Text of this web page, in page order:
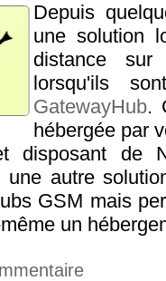
Depuis
une solution
distance sur
lorsqu'ils
GatewayHub.
hébergée par
disposant de
une autre
GSM mais
un